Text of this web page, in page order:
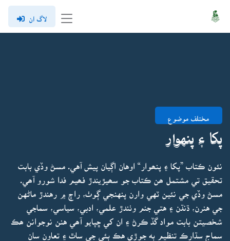
لاگ ان
مختلف موضوع
پکا ۽ پنهوار
نئون ڪتاب ”پکا ۽ پنھوار“ اوهان اڳيان پيش آهي. مسڻ وڏي بابت
تحقيق تي مشتمل ھن ڪتاب جو سھيڙيندڙ فھيم فدا شورو آھي.
مسڻ وڏي جي نئين ٽهي وارن پنهنجي ڳوٺ، راڄ ۾ رهندڙ ماڻهن
جي هنرن، ڌنڌن ۽ هتي جنم وٺندڙ علمي، ادبي، سياسي، سماجي
شخصيتن بابت مواد گڏ ڪرڻ ۽ ان کي ڇپايو آھي هنن نوجوانن ھڪ
سماج سڌارڪ تنظيم به جوڙي هڪ ٻئي جي ساٿ ۽ تعاون سان